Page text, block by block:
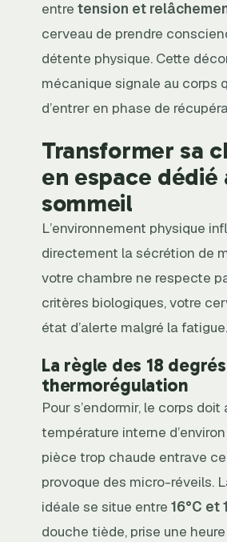
entre tension et
cerveau de prendre
détente physique. Cette
mécanique signale au corps
d’entrer en phase de
Transformer sa
en espace dédié
sommeil
L’environnement physique
directement la sécrétion de
votre chambre ne respecte
critères biologiques, votre
état d’alerte malgré la fatigue.
La règle des 18
thermorégulation
Pour s’endormir, le corps
température interne
pièce trop chaude entrave
provoque des micro-réveils.
idéale se situe entre 16°C et
douche tiède, prise une